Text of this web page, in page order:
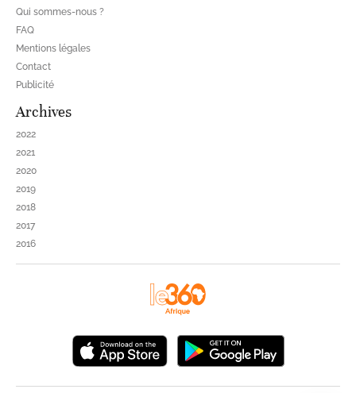
Qui sommes-nous ?
FAQ
Mentions légales
Contact
Publicité
Archives
2022
2021
2020
2019
2018
2017
2016